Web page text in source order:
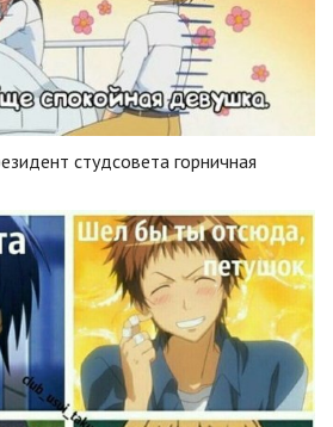
студсовета горничная